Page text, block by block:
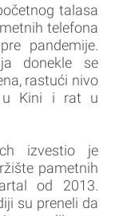
talasa
telefona
pandemije.
donekle se
rastući nivo
u Kini i rat u
izvestio je
pametnih
od 2013.
su preneli da